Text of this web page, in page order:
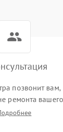
позвонит вам,
ремонта вашего
ответит на все